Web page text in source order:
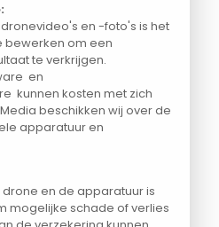
en -foto's is het
bewerken om een
te verkrijgen.
en
kunnen kosten met zich
beschikken wij over de
apparatuur en
en de apparatuur is
mogelijke schade of verlies